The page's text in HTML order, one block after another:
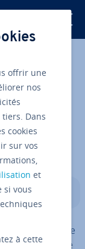
et
garantit que le
uniforme
offrir une
nos
Dans
cookies
sur vos
et
si vous
à cette